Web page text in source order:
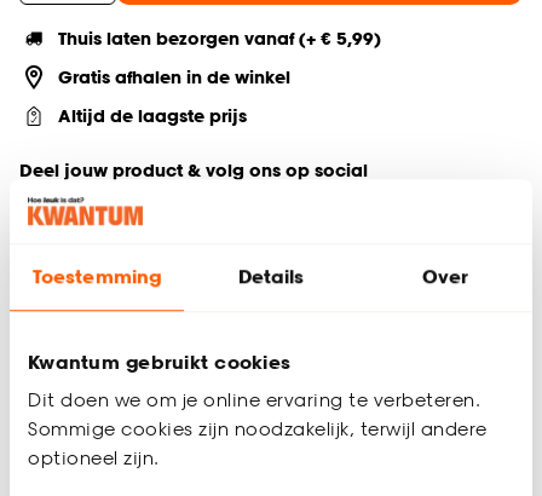
Toestemming Details Over
Kwantum gebruikt cookies
Dit doen we om je online ervaring te verbeteren.
Sommige cookies zijn noodzakelijk, terwijl andere
optioneel zijn.
Thuis laten bezorgen vanaf (+ € 5,99)
Gratis afhalen in de winkel
Altijd de laagste prijs
Deel jouw product & volg ons op social
Productomschrijving
moderne touch toe aan je tafelsetting. Gemaakt van
stijl maar beschermt ook je tafel tegen krassen en morsen.
Perfect voor zowel dagelijks gebruik als speciale
gelegenheden de Organic placemat combineert